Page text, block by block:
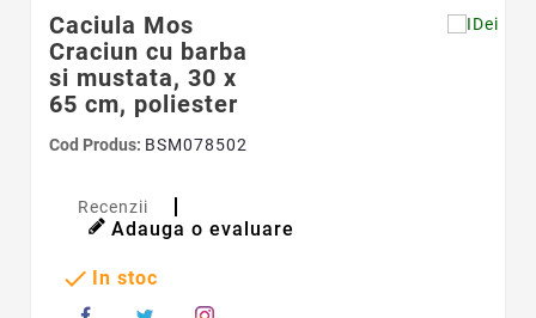
Caciula Mos
Craciun cu barba
si mustata, 30 x
65 cm, poliester
Cod Produs: BSM078502
Recenzii
Adauga o evaluare
 In stoc